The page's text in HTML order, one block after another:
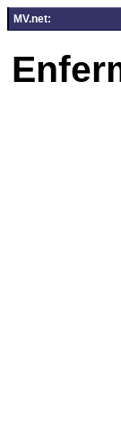
MV.net: